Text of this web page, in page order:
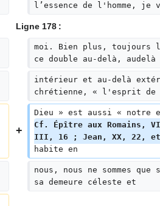
l’essence de l'homme, je
Ligne 178 :
moi. Bien plus, toujours
ce double au-delà, audelà
intérieur et au-delà
chrétienne, « l'esprit de
Dieu » est aussi « notre
Cf. Épître aux Romains,
III, 16 ; Jean, XX, 22,
habite en
nous, nous ne sommes
sa demeure céleste et